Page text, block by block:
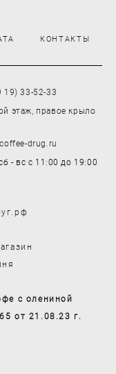
КОНТАКТЫ
33-52-33
этаж, правое крыло
drug.ru
- вс с 11:00 до 19:00
с олениной
от 21.08.23 г.